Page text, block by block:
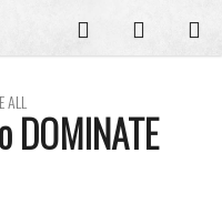
Hľadať
KOŠÍK
ALL